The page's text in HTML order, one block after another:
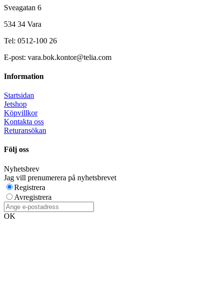
Sveagatan 6
534 34 Vara
Tel: 0512-100 26
E-post: vara.bok.kontor@telia.com
Information
Startsidan
Jetshop
Köpvillkor
Kontakta oss
Returansökan
Följ oss
Nyhetsbrev
Jag vill prenumerera på nyhetsbrevet
Registrera
Avregistrera
OK